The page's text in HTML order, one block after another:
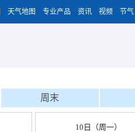
天气地图 专业产品 资讯 视频 节气
周末
10日（周一）